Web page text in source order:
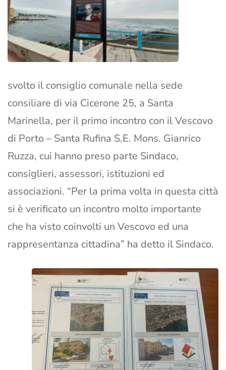
svolto il consiglio comunale nella sede
consiliare di via Cicerone 25, a Santa
Marinella, per il primo incontro con il Vescovo
di Porto – Santa Rufina S.E. Mons. Gianrico
Ruzza, cui hanno preso parte Sindaco,
consiglieri, assessori, istituzioni ed
associazioni. “Per la prima volta in questa città
si è verificato un incontro molto importante
che ha visto coinvolti un Vescovo ed una
rappresentanza cittadina” ha detto il Sindaco.